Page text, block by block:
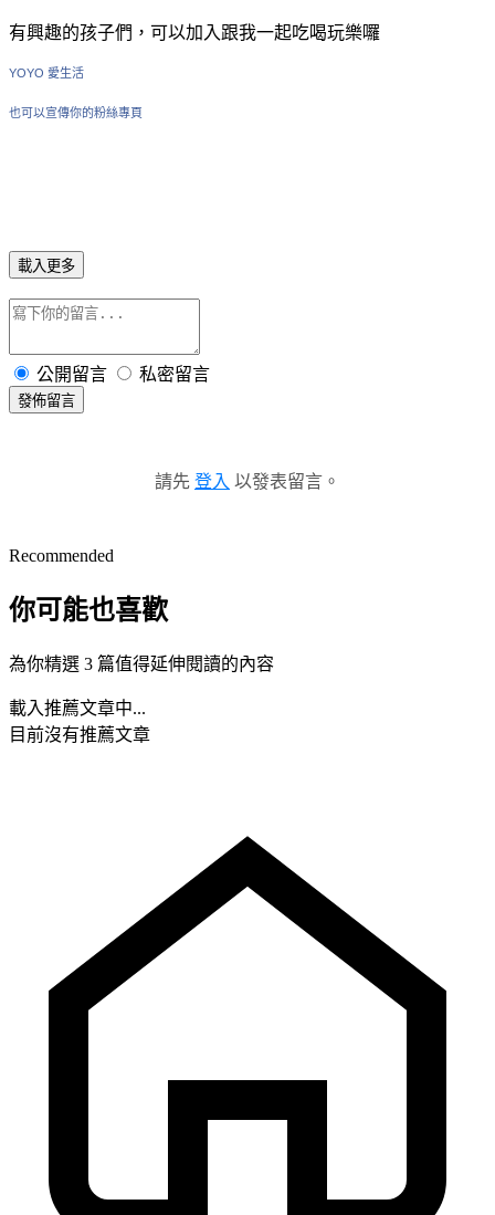
有興趣的孩子們，可以加入跟我一起吃喝玩樂囉
YOYO 愛生活
也可以宣傳你的粉絲專頁
載入更多
公開留言 私密留言
發佈留言
請先 登入 以發表留言。
Recommended
你可能也喜歡
為你精選 3 篇值得延伸閱讀的內容
載入推薦文章中...
目前沒有推薦文章